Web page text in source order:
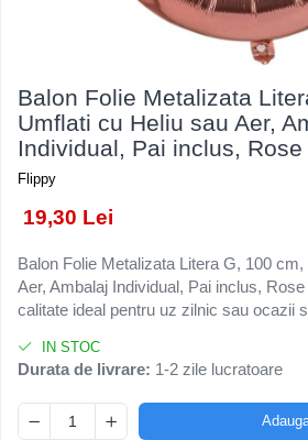
Ustensile pentru Bucătărie
Accesorii Ingrijire Casa
Cutii depozitare
Diverse Casa
Lumanari
Maturi, Perii, Mopuri si Galeti
Perne Voiaj, Paturi si Textile
Produse ingrijire incaltaminte
Radiatoare si Seminee electrice
Steaguri
Tapet 3D Autoadeziv
Umidificatoare
Banda adeziva
Confetti
Costume si Deghizare
Fete Masa si Perdele Franjurate
Pompe Baloane
Seturi si Arcade Baloane
Tematica Nunta
Liniar / Sir
Ornamente Brad
Suport Decorativ Lumanare
Kendama Rubber Grip V3 Cupe
Kendama Super Sticky V2 Cupe
Mari
Balon Folie Metalizata
Umflati cu Heliu sau Aer,
Individual, Pai inclus, Rose
Flippy
19,30 Lei
Balon Folie Metalizata Litera G, 100
Aer, Ambalaj Individual, Pai inclus,
calitate ideal pentru uz zilnic sau ocazii
IN STOC
Durata de livrare: 1-2 zile lucratoare